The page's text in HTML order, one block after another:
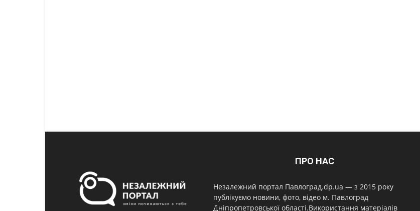
ПРО НАС
Незалежний портал Павлоград.dp.ua — з 2015 року
публікуємо новини, фото, відео м. Павлоград
Дніпропетровської області.Використання матеріалів